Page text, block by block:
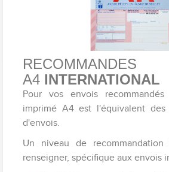
RECOMMANDES
A4 INTERNATIONAL
Pour vos envois
imprimé A4 est l'équivalent des
d'envois.
Un niveau de
renseigner, spécifique aux envois